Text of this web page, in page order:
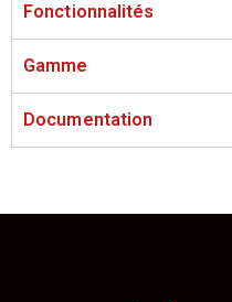
Fonctionnalités
Gamme
Documentation